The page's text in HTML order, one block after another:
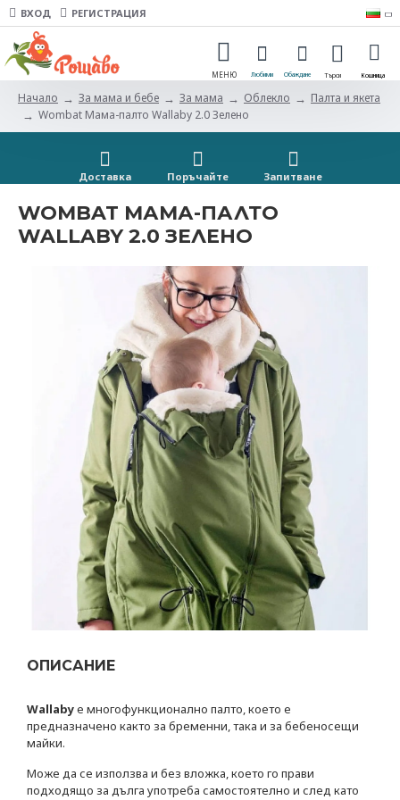
ВХОД РЕГИСТРАЦИЯ
Начало За мама и бебе За мама Облекло
Палта и якета
Wombat Мама-палто Wallaby 2.0 Зелено
Доставка Поръчайте Запитванe
WOMBAT МАМА-ПАЛТО
WALLABY 2.0 ЗЕЛЕНО
ОПИСАНИЕ
Wallabye многофункционално палто, което е
предназначено както за бременни, така и за бебеносещи
майки.
Може да се използва и без вложка, което го прави
подходящо за дълга употреба самостоятелно и след като